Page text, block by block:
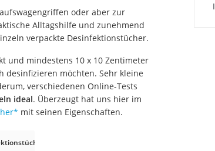
oder aber zur
Alltagshilfe und zunehmend
verpackte Desinfektionstücher.
und mindestens 10 x 10 Zentimeter
desinfizieren möchten. Sehr kleine
verschiedenen Online-Tests
ideal. Überzeugt hat uns hier im
* mit seinen Eigenschaften.